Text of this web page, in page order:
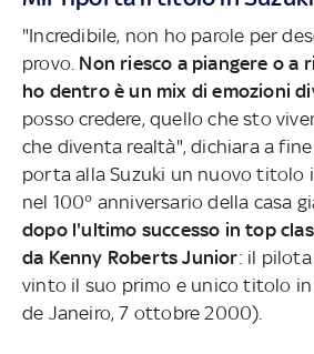
"Incredibile, non ho parole per
provo. Non riesco a piangere o a
ho dentro è un mix di emozioni
posso credere, quello che sto
che diventa realtà", dichiara a fine
porta alla Suzuki un nuovo titolo
nel 100° anniversario della casa
dopo l'ultimo successo in top
da Kenny Roberts Junior: il
vinto il suo primo e unico titolo in
de Janeiro, 7 ottobre 2000).